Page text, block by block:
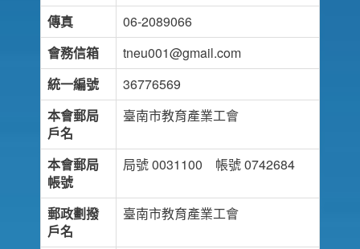
傳真
06-2089066
會務信箱
tneu001@gmail.com
統一編號
36776569
本會郵局
戶名
臺南市教育產業工會
本會郵局
帳號
局號 0031100 帳號 0742684
郵政劃撥
戶名
臺南市教育產業工會